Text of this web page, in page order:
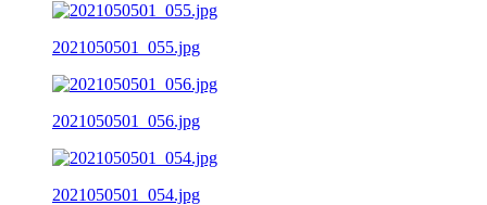
2021050501_055.jpg
2021050501_056.jpg
2021050501_054.jpg